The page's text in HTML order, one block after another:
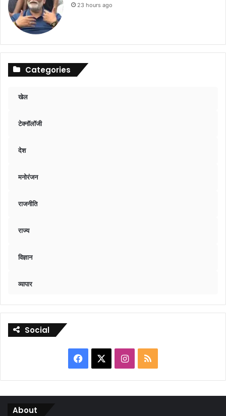
23 hours ago
Categories
खेल
टेक्नॉलॉजी
देश
मनोरंजन
राजनीति
राज्य
विज्ञान
व्यापार
Social
Facebook Instagram
RSS
About